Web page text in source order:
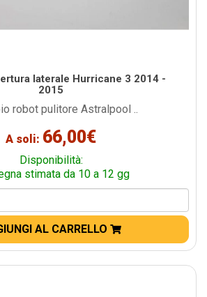
laterale Hurricane 3 2014 -
2015
robot pulitore Astralpool ..
A soli: 66,00€
Disponibilità:
stimata da 10 a 12 gg
AL CARRELLO